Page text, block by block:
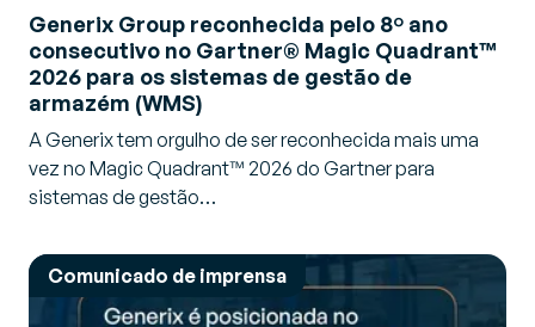
Generix Group reconhecida pelo 8º ano
consecutivo no Gartner® Magic Quadrant™
2026 para os sistemas de gestão de
armazém (WMS)
A Generix tem orgulho de ser reconhecida mais uma
vez no Magic Quadrant™ 2026 do Gartner para
sistemas de gestão…
Comunicado de imprensa